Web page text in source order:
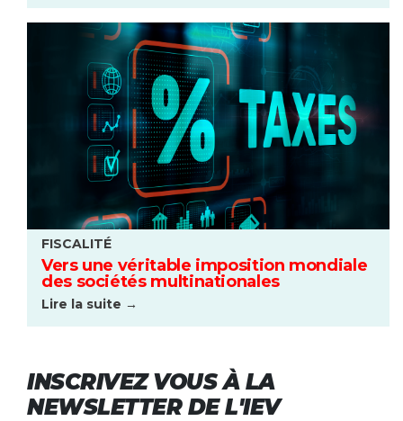
FISCALITÉ
Vers une véritable imposition mondiale
des sociétés multinationales
Lire la suite →
INSCRIVEZ VOUS À LA
NEWSLETTER DE L'IEV